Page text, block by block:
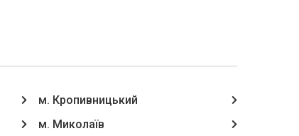
м. Кропивницький
м. Миколаїв